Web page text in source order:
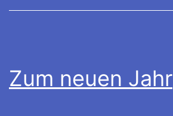
Zum neuen Jahr